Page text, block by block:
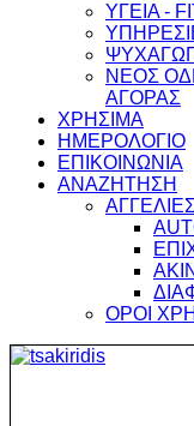
ΥΓΕΙΑ -
ΝΕΟΣ
ΑΓΟΡΑΣ
ΧΡΗΣΙΜΑ
ΗΜΕΡΟΛΟΓΙΟ
ΕΠΙΚΟΙΝΩΝΙΑ
ΑΝΑΖΗΤΗΣΗ
ΑΓΓΕΛΙΕΣ
ΟΡΟΙ